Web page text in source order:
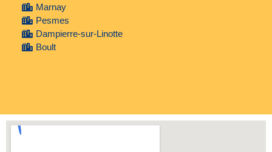
Marnay
Pesmes
Dampierre-sur-Linotte
Boult